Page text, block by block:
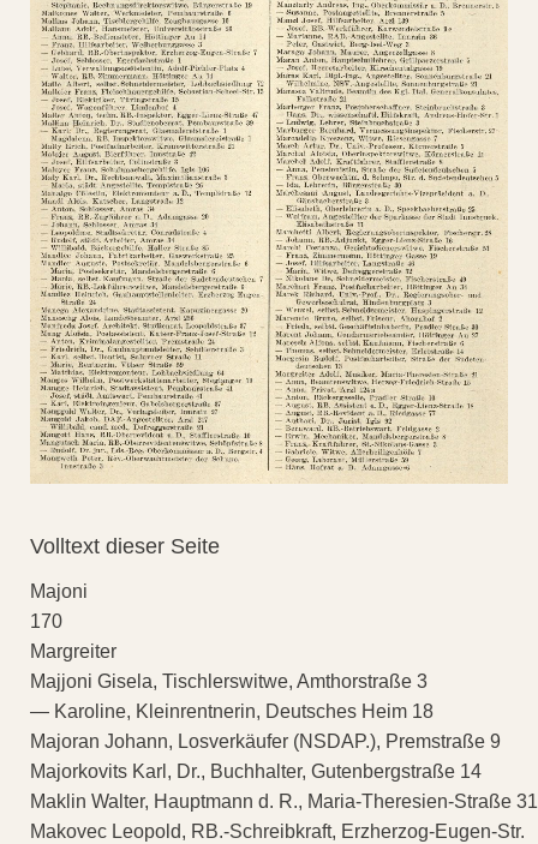
Volltext dieser Seite
Majoni
170
Margreiter
Majjoni Gisela, Tischlerswitwe, Amthorstraße 3
— Karoline, Kleinrentnerin, Deutsches Heim 18
Majoran Johann, Losverkäufer (NSDAP.), Premstraße 9
Majorkovits Karl, Dr., Buchhalter, Gutenbergstraße 14
Maklin Walter, Hauptmann d. R., Maria-Theresien-Straße 31
Makovec Leopold, RB.-Schreibkraft, Erzherzog-Eugen-Str.